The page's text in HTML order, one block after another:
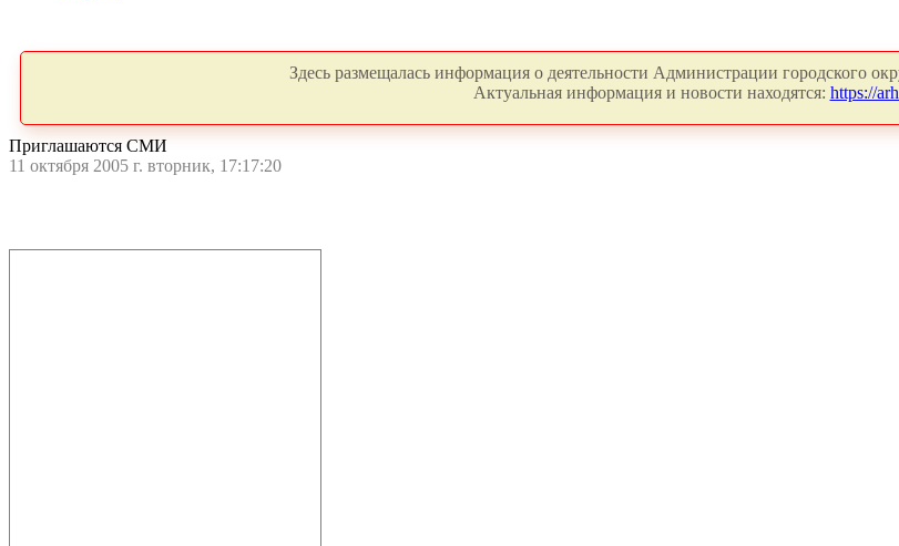
Здесь размещалась информация о деятельности Администрации городского
Актуальная информация и новости находятся: https://
Приглашаются СМИ
11 октября 2005 г. вторник, 17:17:20